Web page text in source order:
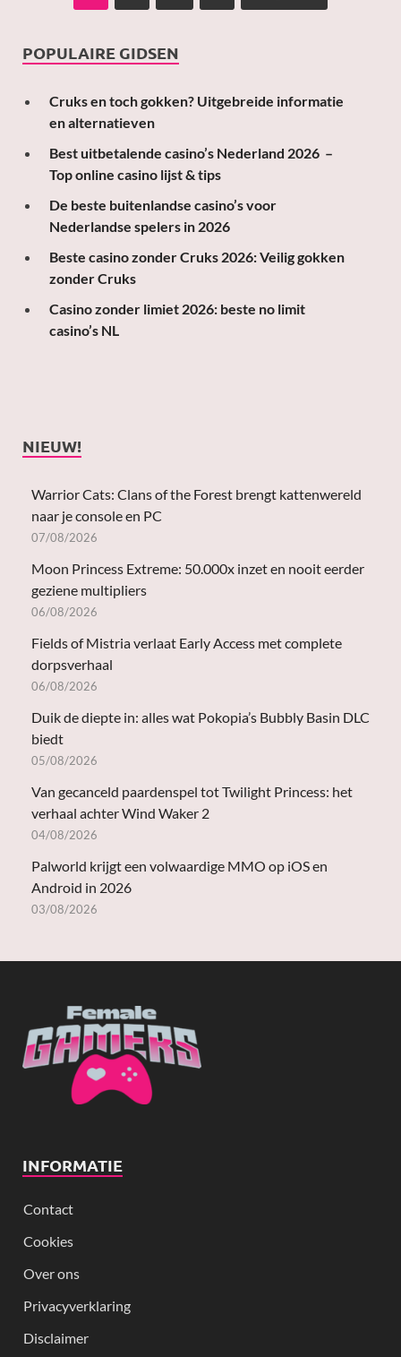
POPULAIRE GIDSEN
Cruks en toch gokken? Uitgebreide informatie
en alternatieven
Best uitbetalende casino’s Nederland 2026 –
Top online casino lijst & tips
De beste buitenlandse casino’s voor
Nederlandse spelers in 2026
Beste casino zonder Cruks 2026: Veilig gokken
zonder Cruks
Casino zonder limiet 2026: beste no limit
casino’s NL
NIEUW!
Warrior Cats: Clans of the Forest brengt kattenwereld
naar je console en PC
07/08/2026
Moon Princess Extreme: 50.000x inzet en nooit eerder
geziene multipliers
06/08/2026
Fields of Mistria verlaat Early Access met complete
dorpsverhaal
06/08/2026
Duik de diepte in: alles wat Pokopia’s Bubbly Basin DLC
biedt
05/08/2026
Van gecanceld paardenspel tot Twilight Princess: het
verhaal achter Wind Waker 2
04/08/2026
Palworld krijgt een volwaardige MMO op iOS en
Android in 2026
03/08/2026
INFORMATIE
Contact
Cookies
Over ons
Privacyverklaring
Disclaimer